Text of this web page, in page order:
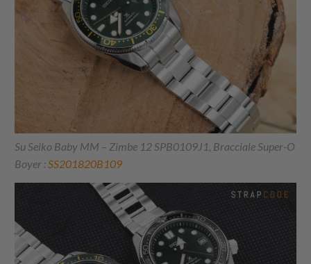
Su Seiko Baby MM – Zimbe 12 SPB0109J1, Bracciale Super-O
Boyer :SS201820B109